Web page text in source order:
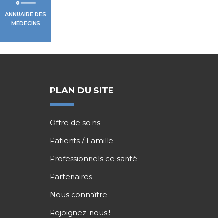
ANNUAIRE DES
MÉDECINS
PLAN DU SITE
Offre de soins
Patients / Famille
Professionnels de santé
Partenaires
Nous connaître
Rejoignez-nous !